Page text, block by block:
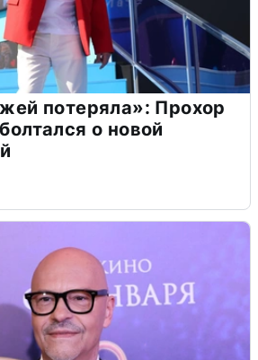
потеряла»: Прохор
о новой